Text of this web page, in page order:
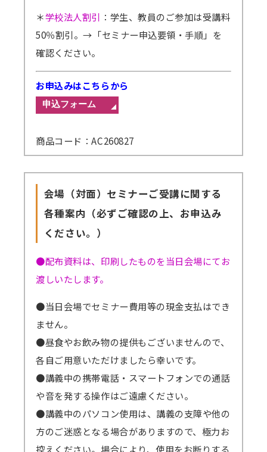
＊学校法人割引 ：学生、教員のご参加は受講料
50％割引。→「セミナー申込要領・手順」を
確認ください。
お申込みはこちらから
商品コード：AC260827
会場（対面）セミナーご受講に関する
各種案内（必ずご確認の上、お申込み
ください。）
●配布資料は、印刷したものを当日会場にてお
渡しいたします。
●当日会場でセミナー費用等の現金支払はでき
ません。
●昼食やお飲み物の提供もございませんので、
各自ご用意いただけましたら幸いです。
●講義中の携帯電話・スマートフォンでの通話
や音を発する操作はご遠慮ください。
●講義中のパソコン使用は、講義の支障や他の
方のご迷惑となる場合がありますので、極力お
控えください。場合により、使用をお断りする